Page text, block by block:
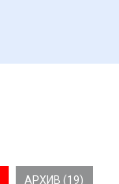
АРХИВ (19)